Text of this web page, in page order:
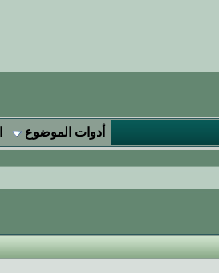
أدوات الموضوع